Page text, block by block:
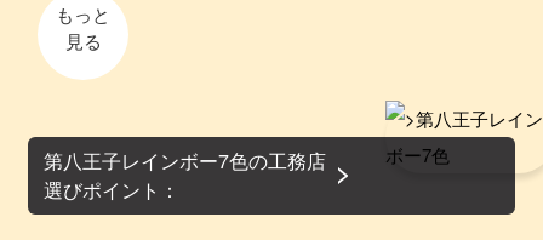
もっと
見る
第八王子レインボー7色の工務店
選びポイント：